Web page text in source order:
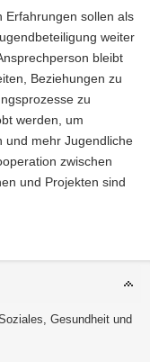
Erfahrungen sollen als
weiter
bleibt
Beziehungen zu
zu
werden, um
und mehr Jugendliche
zwischen
und Projekten sind
Gesundheit und